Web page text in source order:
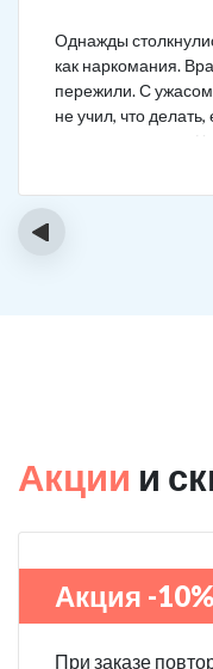
Однажды
как наркомания.
пережили. С
не учил, что
наркозависимым.
думали, что все
попробовать и
‹
Акции и
Акция -10%
При заказе